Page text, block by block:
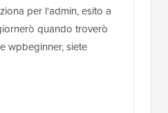
per l'admin, esito a
quando troverò
wpbeginner, siete